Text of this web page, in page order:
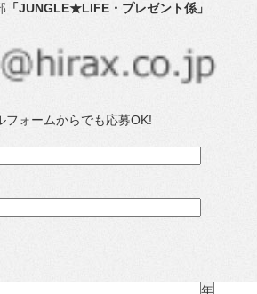
「JUNGLE★LIFE・プレゼント係」
フォームからでも応募OK!
年